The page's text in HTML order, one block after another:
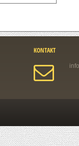
KONTAKT